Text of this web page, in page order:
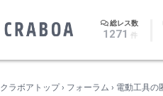
総レス数
1271 件
クラボアトップ › フォーラム › 電動工具の